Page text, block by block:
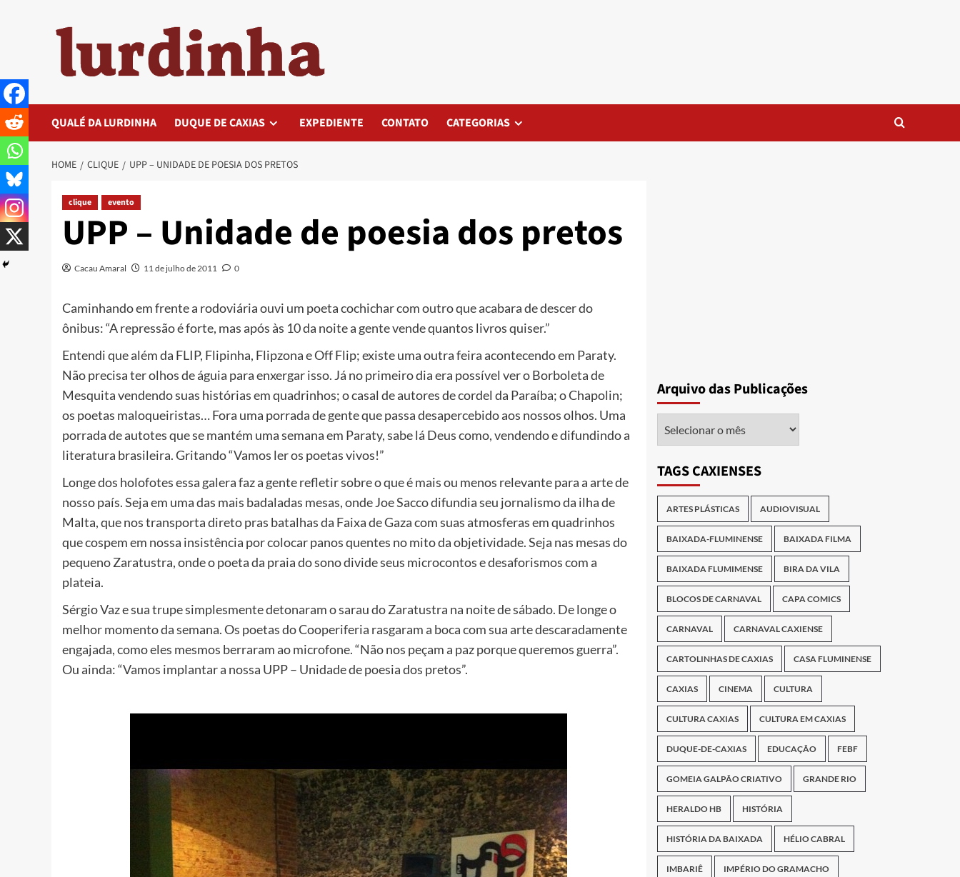
QUALÉ DA LURDINHA DUQUE DE CAXIAS EXPEDIENTE CONTATO CATEGORIAS
HOME CLIQUE UPP – UNIDADE DE POESIA DOS PRETOS
clique evento
UPP – Unidade de poesia dos pretos
Cacau Amaral 11 de julho de 2011 0
Caminhando em frente a rodoviária ouvi um poeta cochichar com outro que acabara de descer do
ônibus: “A repressão é forte, mas após às 10 da noite a gente vende quantos livros quiser.”
Entendi que além da FLIP, Flipinha, Flipzona e Off Flip; existe uma outra feira acontecendo em Paraty.
Não precisa ter olhos de águia para enxergar isso. Já no primeiro dia era possível ver o Borboleta de
Mesquita vendendo suas histórias em quadrinhos; o casal de autores de cordel da Paraíba; o Chapolin;
os poetas maloqueiristas… Fora uma porrada de gente que passa desapercebido aos nossos olhos. Uma
porrada de autotes que se mantém uma semana em Paraty, sabe lá Deus como, vendendo e difundindo a
literatura brasileira. Gritando “Vamos ler os poetas vivos!”
Longe dos holofotes essa galera faz a gente refletir sobre o que é mais ou menos relevante para a arte de
nosso país. Seja em uma das mais badaladas mesas, onde Joe Sacco difundia seu jornalismo da ilha de
Malta, que nos transporta direto pras batalhas da Faixa de Gaza com suas atmosferas em quadrinhos
que cospem em nossa insistência por colocar panos quentes no mito da objetividade. Seja nas mesas do
pequeno Zaratustra, onde o poeta da praia do sono divide seus microcontos e desaforismos com a
plateia.
Sérgio Vaz e sua trupe simplesmente detonaram o sarau do Zaratustra na noite de sábado. De longe o
melhor momento da semana. Os poetas do Cooperiferia rasgaram a boca com sua arte descaradamente
engajada, como eles mesmos berraram ao microfone. “Não nos peçam a paz porque queremos guerra”.
Ou ainda: “Vamos implantar a nossa UPP – Unidade de poesia dos pretos”.
Arquivo das Publicações
TAGS CAXIENSES
ARTES PLÁSTICAS AUDIOVISUAL
BAIXADA-FLUMINENSE BAIXADA FILMA
BAIXADA FLUMIMENSE BIRA DA VILA
BLOCOS DE CARNAVAL CAPA COMICS
CARNAVAL CARNAVAL CAXIENSE
CARTOLINHAS DE CAXIAS CASA FLUMINENSE
CAXIAS CINEMA CULTURA
CULTURA CAXIAS CULTURA EM CAXIAS
DUQUE-DE-CAXIAS EDUCAÇÃO FEBF
GOMEIA GALPÃO CRIATIVO GRANDE RIO
HERALDO HB HISTÓRIA
HISTÓRIA DA BAIXADA HÉLIO CABRAL
IMBARIÊ IMPÉRIO DO GRAMACHO